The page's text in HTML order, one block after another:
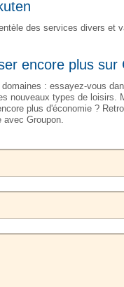
des services divers et
encore plus sur
: essayez-vous
nouveaux types de loisirs.
plus d'économie ?
Groupon.